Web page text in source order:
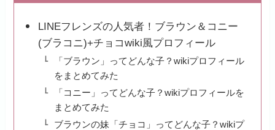
LINEフレンズの人気者！ブラウン＆コニー
(ブラコニ)+チョコwiki風プロフィール
「ブラウン」ってどんな子？wikiプロフィール
をまとめてみた
「コニー」ってどんな子？wikiプロフィールを
まとめてみた
ブラウンの妹「チョコ」ってどんな子？wikiプ